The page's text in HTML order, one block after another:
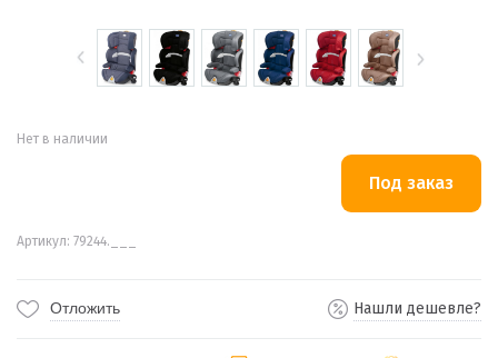
Нет в наличии
Артикул: 79244.___
Отложить Нашли дешевле?